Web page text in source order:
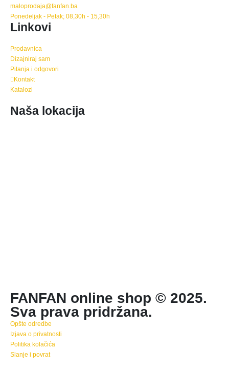
maloprodaja@fanfan.ba
Ponedeljak - Petak; 08,30h - 15,30h
Linkovi
Prodavnica
Dizajniraj sam
Pitanja i odgovori
Kontakt
Katalozi
Naša lokacija
FANFAN online shop © 2025.
Sva prava pridržana.
Opšte odredbe
Izjava o privatnosti
Politika kolačića
Slanje i povrat